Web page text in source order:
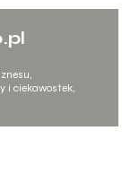
i ciekawostek,